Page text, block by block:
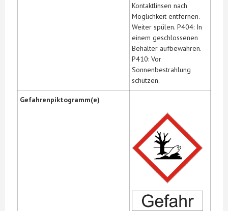
Kontaktlinsen nach
Möglichkeit entfernen.
Weiter spülen. P404: In
einem geschlossenen
Behälter aufbewahren.
P410: Vor
Sonnenbestrahlung
schützen.
Gefahrenpiktogramm(e)